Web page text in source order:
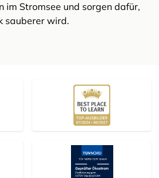
im Stromsee und sorgen dafür,
sauberer wird.